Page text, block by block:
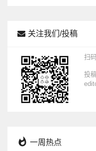
关注我们/投稿
扫
投
一周热点